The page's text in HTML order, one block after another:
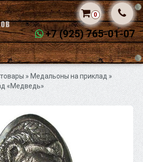
+7 (925) 765-01-07
0
»Медальоны на приклад»
«Медведь»